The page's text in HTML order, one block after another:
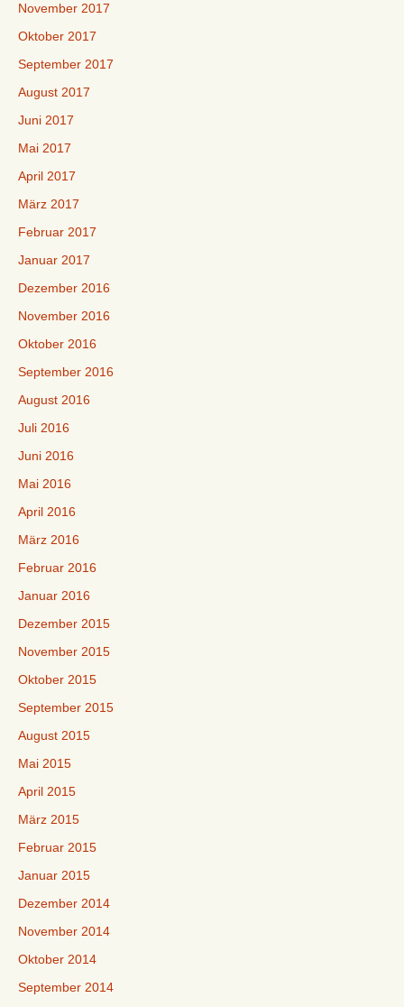
November 2017
Oktober 2017
September 2017
August 2017
Juni 2017
Mai 2017
April 2017
März 2017
Februar 2017
Januar 2017
Dezember 2016
November 2016
Oktober 2016
September 2016
August 2016
Juli 2016
Juni 2016
Mai 2016
April 2016
März 2016
Februar 2016
Januar 2016
Dezember 2015
November 2015
Oktober 2015
September 2015
August 2015
Mai 2015
April 2015
März 2015
Februar 2015
Januar 2015
Dezember 2014
November 2014
Oktober 2014
September 2014